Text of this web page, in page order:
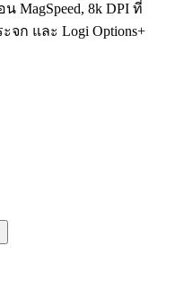
MagSpeed, 8k DPI ที่
ก และ Logi Options+